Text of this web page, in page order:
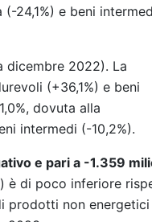
24,1%) e beni
dicembre 2022). La
(+36,1%) e beni
dovuta alla
intermedi (-10,2%).
e pari a -1.359
è di poco inferiore
prodotti non energetici